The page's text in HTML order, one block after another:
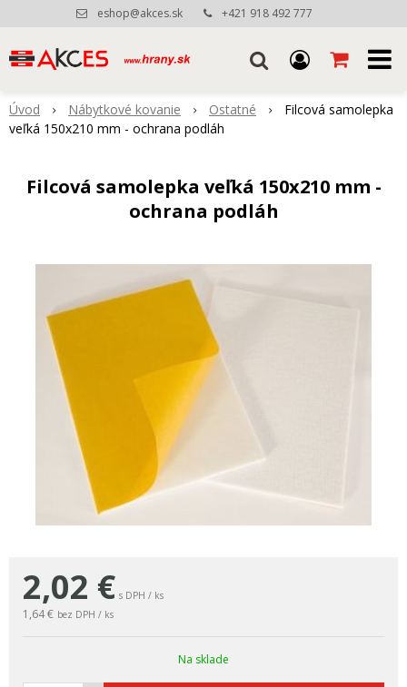
eshop@akces.sk +421 918 492 777
Úvod Nábytkové kovanie Ostatné
Filcová samolepka
veľká 150x210 mm - ochrana podláh
Filcová samolepka veľká 150x210 mm -
ochrana podláh
2,02 € s DPH / ks
1,64 € bez DPH / ks
Na sklade